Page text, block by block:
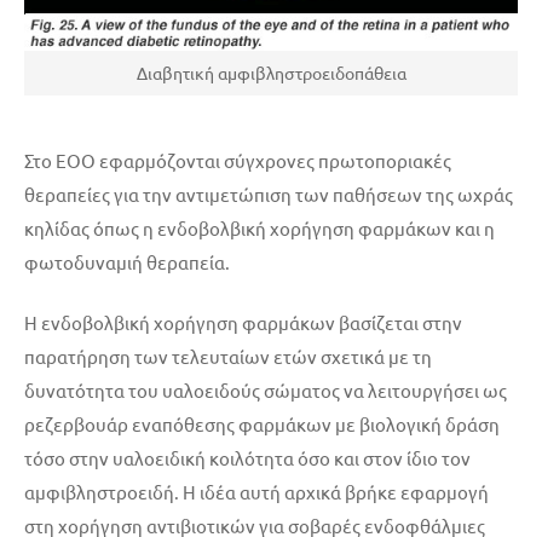
Διαβητική αμφιβληστροειδοπάθεια
Στο ΕΟΟ εφαρμόζονται σύγχρονες πρωτοποριακές
θεραπείες για την αντιμετώπιση των παθήσεων της ωχράς
κηλίδας όπως η ενδοβολβική χορήγηση φαρμάκων και η
φωτοδυναμιή θεραπεία.
Η ενδοβολβική χορήγηση φαρμάκων βασίζεται στην
παρατήρηση των τελευταίων ετών σχετικά με τη
δυνατότητα του υαλοειδούς σώματος να λειτουργήσει ως
ρεζερβουάρ εναπόθεσης φαρμάκων με βιολογική δράση
τόσο στην υαλοειδική κοιλότητα όσο και στον ίδιο τον
αμφιβληστροειδή. Η ιδέα αυτή αρχικά βρήκε εφαρμογή
στη χορήγηση αντιβιοτικών για σοβαρές ενδοφθάλμιες